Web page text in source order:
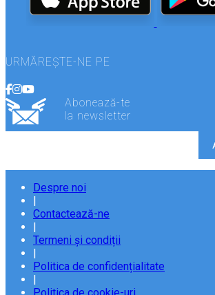
URMĂREȘTE-NE PE
Abonează-te
la newsletter
Despre noi
|
Contactează-ne
|
Termeni și condiții
|
Politica de confidențialitate
|